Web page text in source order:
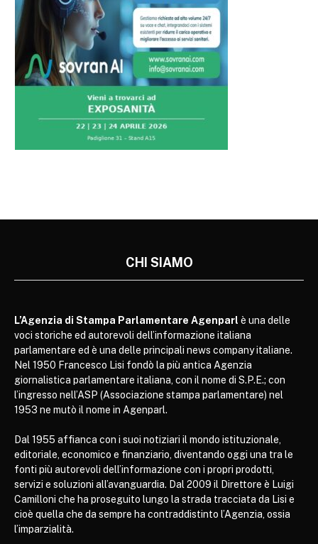
CHI SIAMO
L’Agenzia di Stampa Parlamentare Agenparl è una delle
voci storiche ed autorevoli dell’informazione italiana
parlamentare ed è una delle principali news company italiane.
Nel 1950 Francesco Lisi fondò la più antica Agenzia
giornalistica parlamentare italiana, con il nome di S.P.E.; con
l’ingresso nell’ASP (Associazione stampa parlamentare) nel
1953 ne mutò il nome in Agenparl.
Dal 1955 affianca con i suoi notiziari il mondo istituzionale,
editoriale, economico e finanziario, diventando oggi una tra le
fonti più autorevoli dell’informazione con i propri prodotti,
servizi e soluzioni all’avanguardia. Dal 2009 il Direttore è Luigi
Camilloni che ha proseguito lungo la strada tracciata da Lisi e
cioè quella che da sempre ha contraddistinto l’Agenzia, ossia
l’imparzialità.